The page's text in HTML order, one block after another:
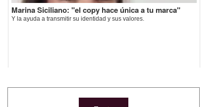
Marina Siciliano: "el copy hace única a tu marca"
Y la ayuda a transmitir su identidad y sus valores.